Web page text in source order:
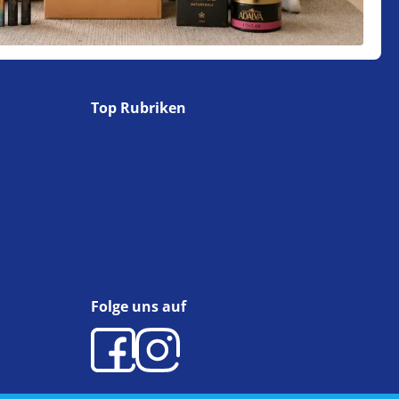
Top Rubriken
Folge uns auf